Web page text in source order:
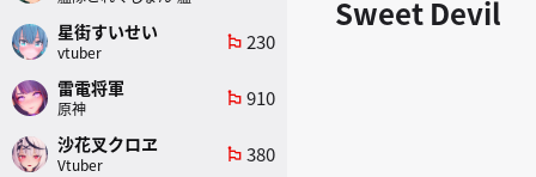
Sweet Devil
星街すいせい
vtuber
emoji_flags 230
雷電将軍
原神
emoji_flags 910
沙花叉クロヱ
Vtuber
emoji_flags 380